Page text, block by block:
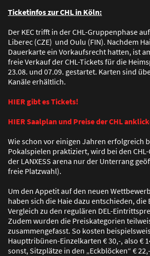
Ticketinfos zur CHL in Köln:
Der KEC trifft in der CHL-Gruppenphase
Liberec (CZE) und Oulu (FIN). Nachdem
Dauerkarte ein Vorkaufsrecht hatten, ist
freie Verkauf der CHL-Tickets für die
23.08. und 07.09. gestartet. Karten sind
Kanäle erhältlich.
HIER gibt es Tickets!
HIER Saalplan und Preise der CHL
Wie schon vor einigen Jahren erfolgreich
Pokalspielen praktiziert, wird bei den
der LANXESS arena nur der Unterrang
freie Platzwahl).
Um den Appetit auf den neuen
haben sich die Haie dazu entschieden,
Vergleich zu den regulären DEL-
Zudem wurden die Preiskategorien
zusammengefasst. So kosten
Haupttribünen-Einzelkarten € 30,-, also €
sonst, Sitzplätze in den „Eckblöcken“ €